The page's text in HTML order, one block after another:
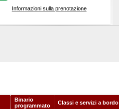
Informazioni sulla prenotazione
Binario
programmato
Classi e servizi a bordo